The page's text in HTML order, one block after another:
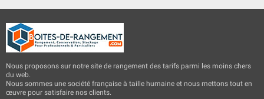
Nous proposons sur notre site de rangement des tarifs parmi les moins chers
du web.
Nous sommes une société française à taille humaine et nous mettons tout en
œuvre pour satisfaire nos clients.